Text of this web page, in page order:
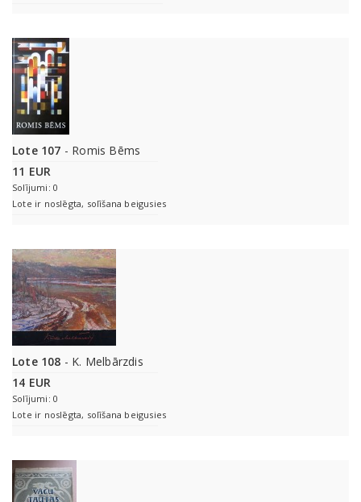
Lote 107 - Romis Bēms
11 EUR
Solījumi: 0
Lote ir noslēgta, solīšana beigusies
Lote 108 - K. Melbārzdis
14 EUR
Solījumi: 0
Lote ir noslēgta, solīšana beigusies